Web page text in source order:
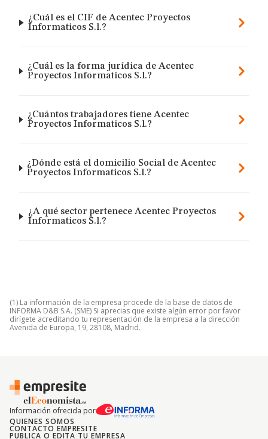
¿Cuál es el CIF de Acentec Proyectos
Informaticos S.l.?
¿Cuál es la forma jurídica de Acentec
Proyectos Informaticos S.l.?
¿Cuántos trabajadores tiene Acentec
Proyectos Informaticos S.l.?
¿Dónde está el domicilio Social de Acentec
Proyectos Informaticos S.l.?
¿A qué sector pertenece Acentec Proyectos
Informaticos S.l.?
(1) La información de la empresa procede de la base de datos de
INFORMA D&B S.A. (SME) Si aprecias que existe algún error por favor
dirígete acreditando tu representación de la empresa a la dirección
Avenida de Europa, 19, 28108, Madrid.
Información ofrecida por
QUIENES SOMOS
CONTACTO EMPRESITE
PUBLICA O EDITA TU EMPRESA